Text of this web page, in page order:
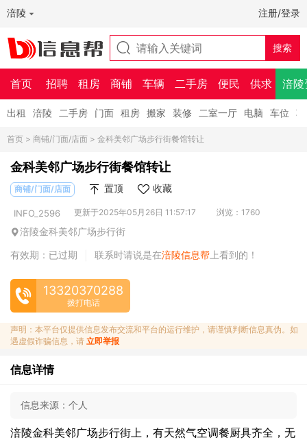
涪陵 注册/登录
首页 招聘 租房 商铺 车辆 二手房 便民 供求 涪陵
出租 涪陵 二手房 门面 租房 搬家 装修 二室一厅 电脑 车位
首页 > 商铺/门面/店面 > 金科美邻广场步行街餐馆转让
金科美邻广场步行街餐馆转让
商铺/门面/店面 置顶 收藏
INFO_2596 更新于2025年05月26日 11:57:17 浏览：1760
涪陵金科美邻广场步行街
有效期：已过期
联系时请说是在涪陵信息帮 上看到的！
13320370288
拨打电话
声明：本平台仅提供信息发布交流和平台的运行维护，请谨慎判断信息真伪。如
遇虚假诈骗信息，请 立即举报
信息详情
信息来源： 个人
涪陵金科美邻广场步行街上，有天然气空调餐厨具齐全，无